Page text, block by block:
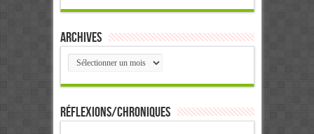
Archives
Archives
Réflexions/Chroniques